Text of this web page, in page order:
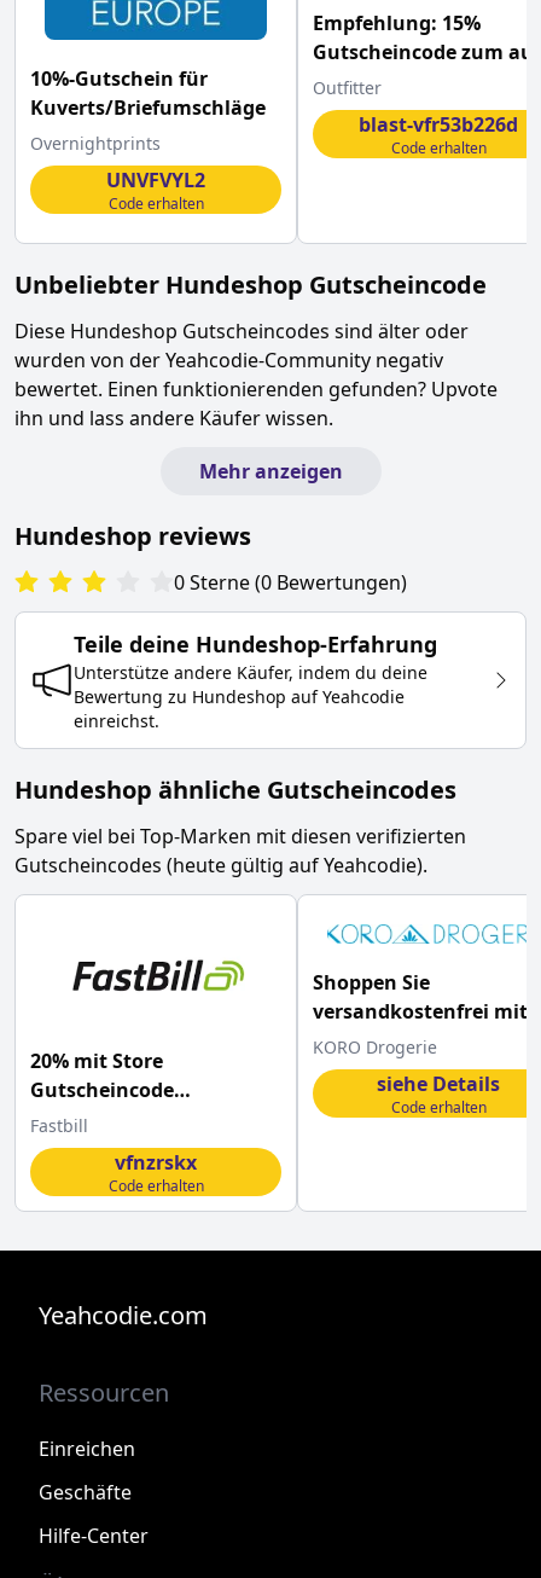
10%-Gutschein für
Kuverts/Briefumschläge
Overnightprints
UNVFVYL2
Code erhalten
Empfehlung: 15%
Gutscheincode zum auf
das Nike Blast Pack mit
diesem
Outfitter
blast-vfr53b226d
Code erhalten
Unbeliebter Hundeshop Gutscheincode
Diese Hundeshop Gutscheincodes sind älter oder
wurden von der Yeahcodie-Community negativ
bewertet. Einen funktionierenden gefunden? Upvote
ihn und lass andere Käufer wissen.
Mehr anzeigen
Hundeshop reviews
0Sterne(0 Bewertungen)
Teile deine Hundeshop-Erfahrung
Unterstütze andere Käufer, indem du deine
Bewertung zu Hundeshop auf Yeahcodie
einreichst.
Hundeshop ähnliche Gutscheincodes
Spare viel bei Top-Marken mit diesen verifizierten
Gutscheincodes (heute gültig auf Yeahcodie).
20% mit Store
Gutscheincode
sparencode
Fastbill
vfnzrskx
Code erhalten
Shoppen Sie
versandkostenfrei mit
dem KoRo Gutschein
KORO Drogerie
siehe Details
Code erhalten
Yeahcodie.com
Ressourcen
Einreichen
Geschäfte
Hilfe-Center